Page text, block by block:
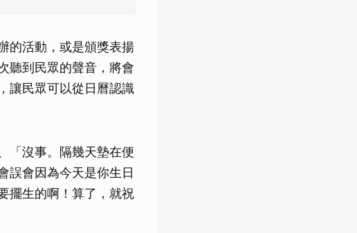
的活動，或是頒獎表揚
聽到民眾的聲音，將會
讓民眾可以從日曆認識
「沒事。隔幾天墊在便
誤會因為今天是你生日
擺生的啊！算了，就祝